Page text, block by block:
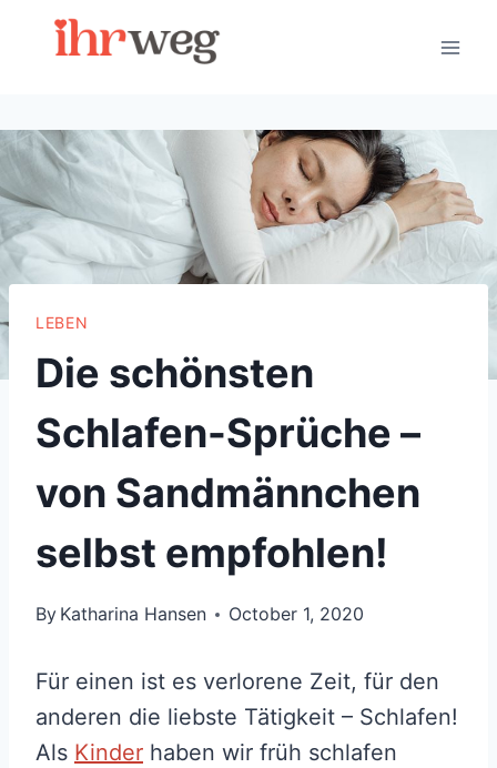
LEBEN
Die schönsten
Schlafen-Sprüche –
von Sandmännchen
selbst empfohlen!
By Katharina Hansen October 1, 2020
Für einen ist es verlorene Zeit, für den
anderen die liebste Tätigkeit – Schlafen!
Als Kinder haben wir früh schlafen